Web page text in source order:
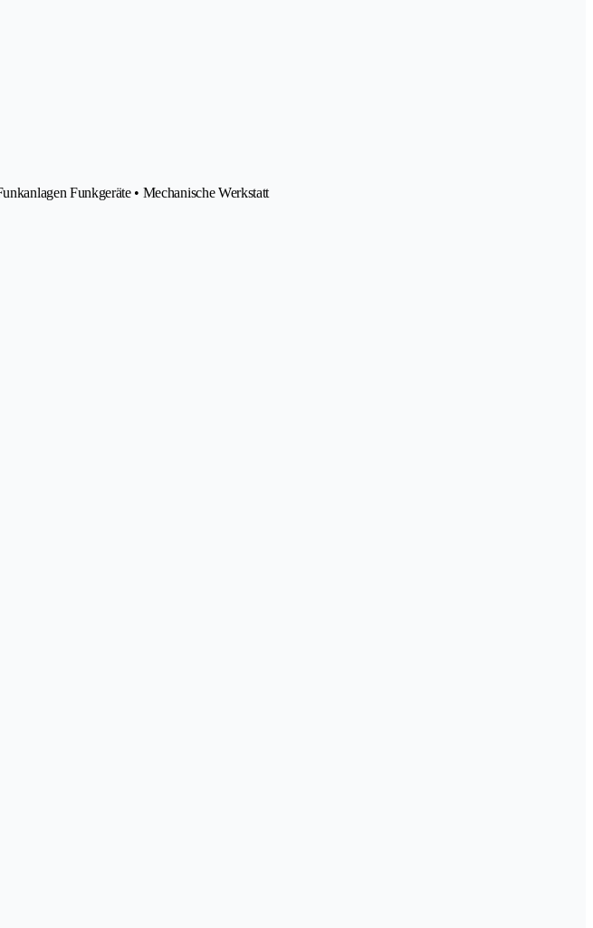
Funkgeräte • Mechanische Werkstatt